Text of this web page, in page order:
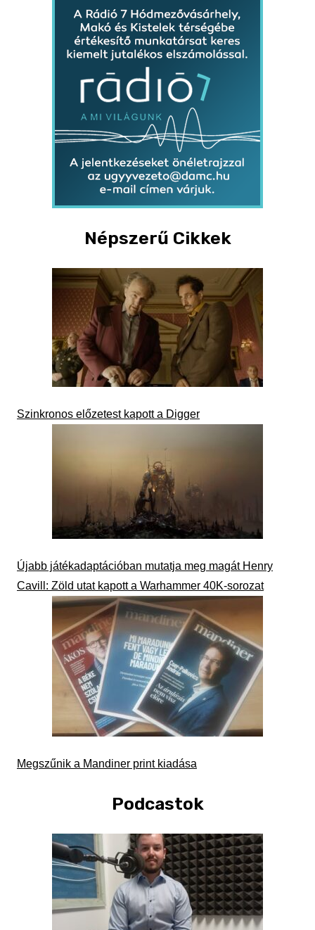
Népszerű Cikkek
Szinkronos előzetest kapott a Digger
Újabb játékadaptációban mutatja meg magát Henry
Cavill: Zöld utat kapott a Warhammer 40K-sorozat
Megszűnik a Mandiner print kiadása
Podcastok